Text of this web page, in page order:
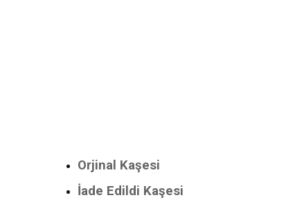
Orjinal Kaşesi
İade Edildi Kaşesi